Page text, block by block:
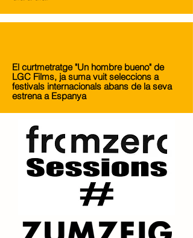
El curtmetratge "Un hombre bueno" de
LGC Films, ja suma vuit seleccions a
festivals internacionals abans de la seva
estrena a Espanya